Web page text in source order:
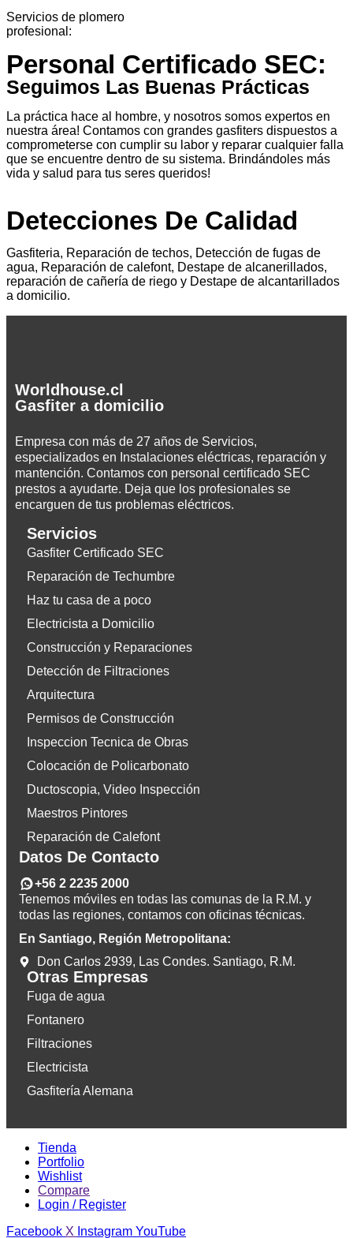
Servicios de plomero
profesional:
Personal Certificado SEC:
Seguimos Las Buenas Prácticas
La práctica hace al hombre, y nosotros somos expertos en
nuestra área! Contamos con grandes gasfiters dispuestos a
comprometerse con cumplir su labor y reparar cualquier falla
que se encuentre dentro de su sistema. Brindándoles más
vida y salud para tus seres queridos!
Detecciones De Calidad
Gasfiteria, Reparación de techos, Detección de fugas de
agua, Reparación de calefont, Destape de alcanerillados,
reparación de cañería de riego y Destape de alcantarillados
a domicilio.
Worldhouse.cl
Gasfiter a domicilio
Empresa con más de 27 años de Servicios,
especializados en Instalaciones eléctricas, reparación y
mantención. Contamos con personal certificado SEC
prestos a ayudarte. Deja que los profesionales se
encarguen de tus problemas eléctricos.
Servicios
Gasfiter Certificado SEC
Reparación de Techumbre
Haz tu casa de a poco
Electricista a Domicilio
Construcción y Reparaciones
Detección de Filtraciones
Arquitectura
Permisos de Construcción
Inspeccion Tecnica de Obras
Colocación de Policarbonato
Ductoscopia, Video Inspección
Maestros Pintores
Reparación de Calefont
Datos De Contacto
+56 2 2235 2000
Tenemos móviles en todas las comunas de la R.M. y
todas las regiones, contamos con oficinas técnicas.
En Santiago, Región Metropolitana:
Don Carlos 2939, Las Condes. Santiago, R.M.
Otras Empresas
Fuga de agua
Fontanero
Filtraciones
Electricista
Gasfitería Alemana
Tienda
Portfolio
Wishlist
Compare
Login / Register
Facebook X Instagram YouTube